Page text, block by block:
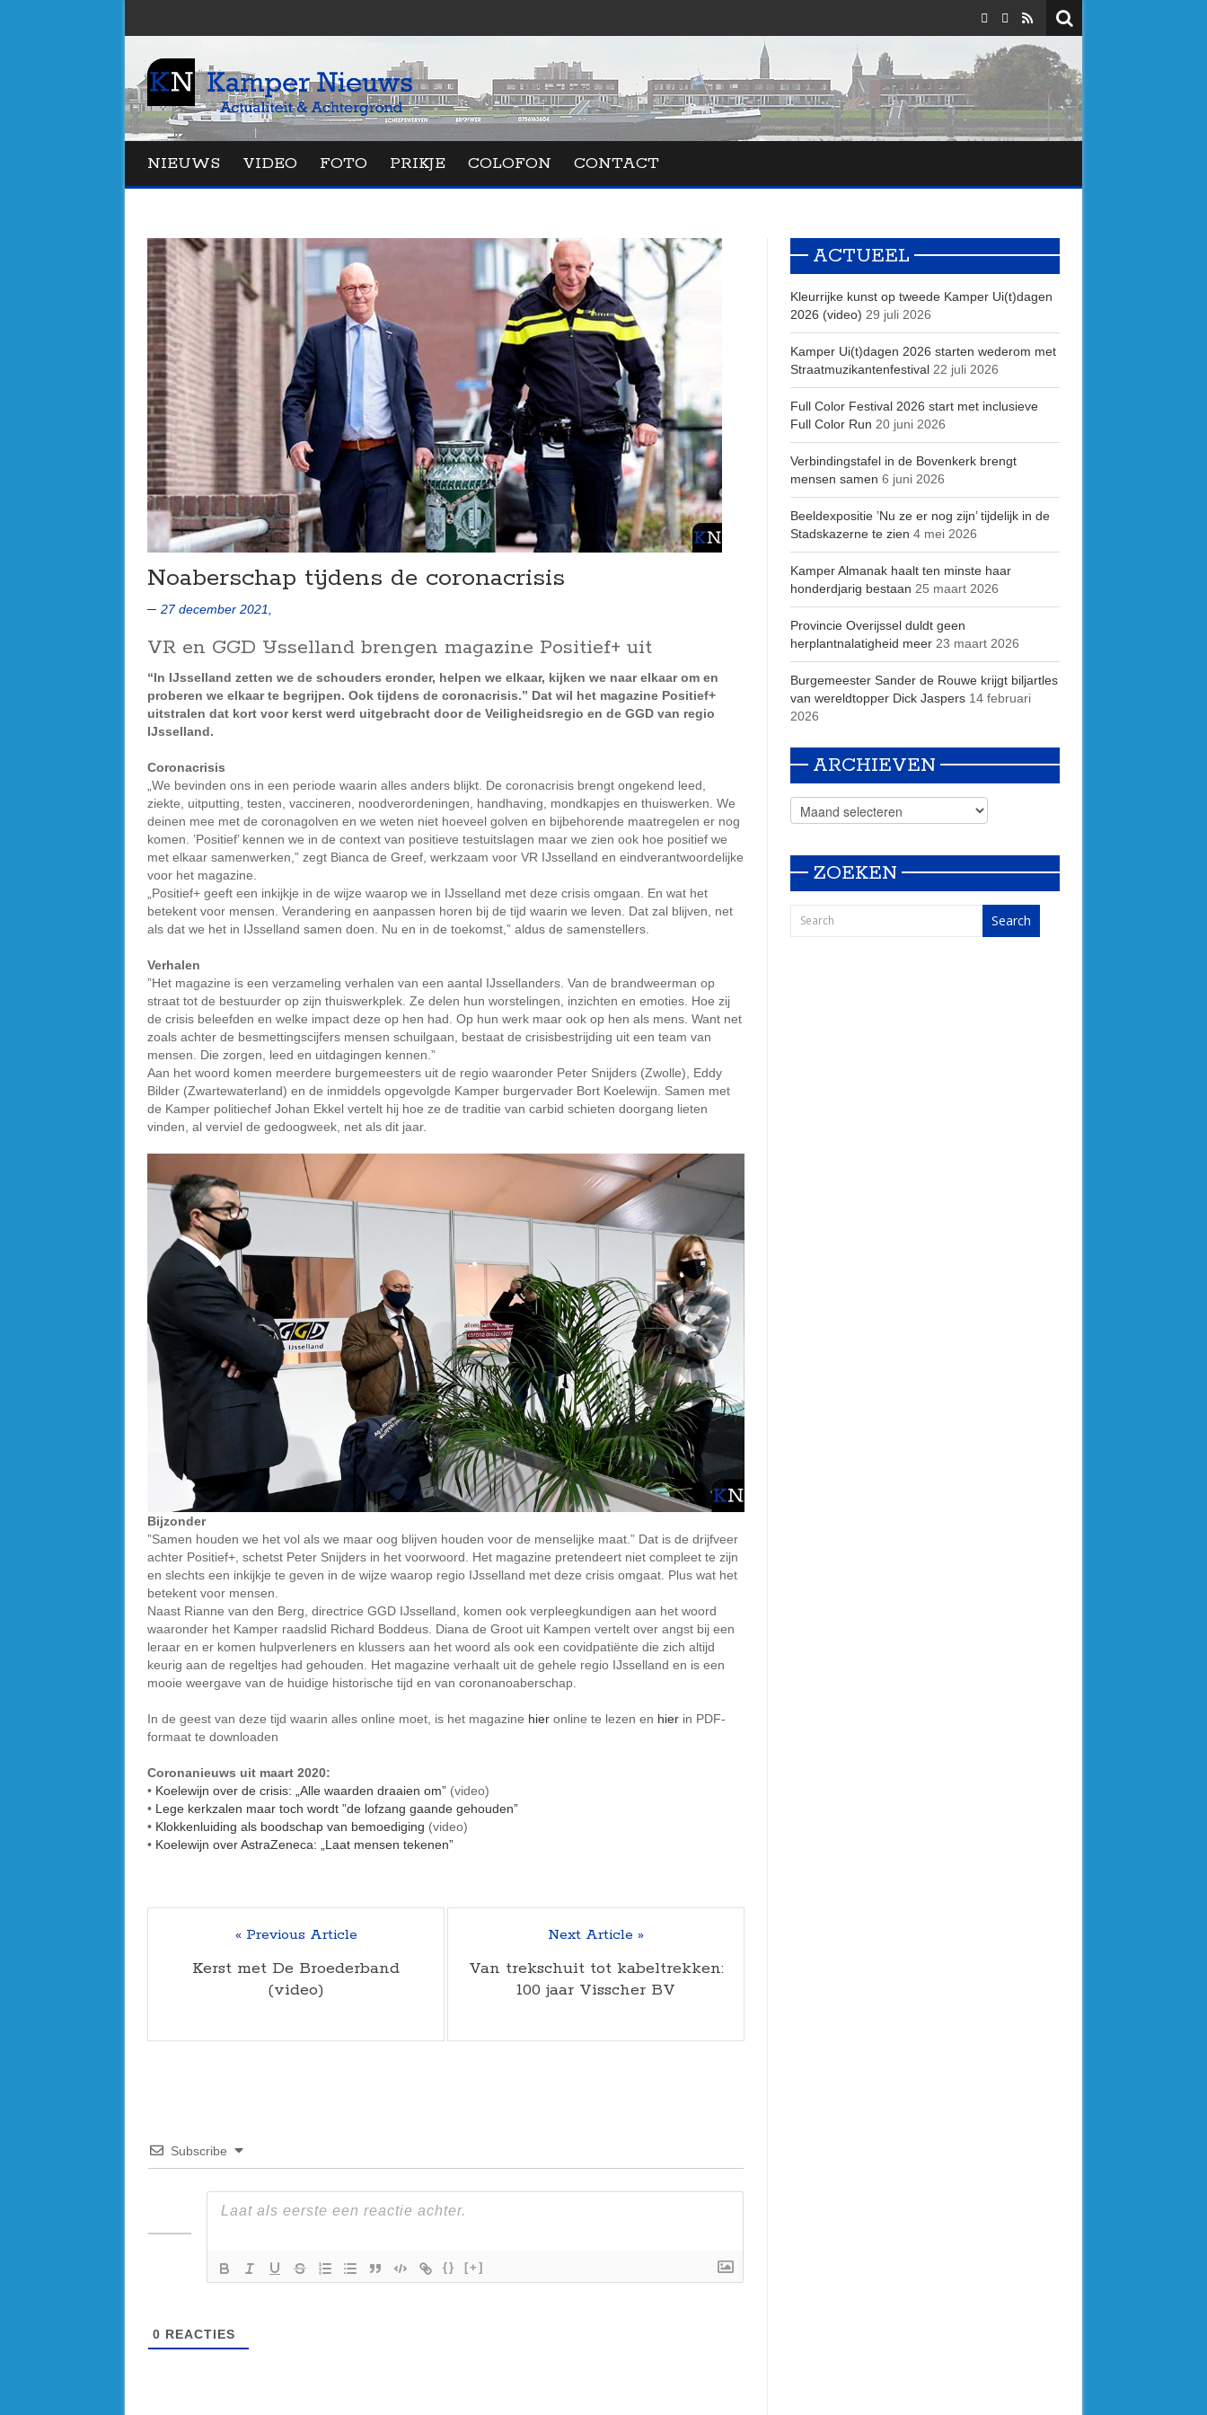
NIEUWS VIDEO FOTO PRIKJE COLOFON CONTACT
Noaberschap tijdens de coronacrisis
27 december 2021,
VR en GGD IJsselland brengen magazine Positief+ uit
“In IJsselland zetten we de schouders eronder, helpen we elkaar, kijken we naar elkaar om en
proberen we elkaar te begrijpen. Ook tijdens de coronacrisis.” Dat wil het magazine Positief+
uitstralen dat kort voor kerst werd uitgebracht door de Veiligheidsregio en de GGD van regio
IJsselland.
Coronacrisis
„We bevinden ons in een periode waarin alles anders blijkt. De coronacrisis brengt ongekend leed,
ziekte, uitputting, testen, vaccineren, noodverordeningen, handhaving, mondkapjes en thuiswerken. We
deinen mee met de coronagolven en we weten niet hoeveel golven en bijbehorende maatregelen er nog
komen. ’Positief’ kennen we in de context van positieve testuitslagen maar we zien ook hoe positief we
met elkaar samenwerken,” zegt Bianca de Greef, werkzaam voor VR IJsselland en eindverantwoordelijke
voor het magazine.
„Positief+ geeft een inkijkje in de wijze waarop we in IJsselland met deze crisis omgaan. En wat het
betekent voor mensen. Verandering en aanpassen horen bij de tijd waarin we leven. Dat zal blijven, net
als dat we het in IJsselland samen doen. Nu en in de toekomst,” aldus de samenstellers.
Verhalen
”Het magazine is een verzameling verhalen van een aantal IJssellanders. Van de brandweerman op
straat tot de bestuurder op zijn thuiswerkplek. Ze delen hun worstelingen, inzichten en emoties. Hoe zij
de crisis beleefden en welke impact deze op hen had. Op hun werk maar ook op hen als mens. Want net
zoals achter de besmettingscijfers mensen schuilgaan, bestaat de crisisbestrijding uit een team van
mensen. Die zorgen, leed en uitdagingen kennen.”
Aan het woord komen meerdere burgemeesters uit de regio waaronder Peter Snijders (Zwolle), Eddy
Bilder (Zwartewaterland) en de inmiddels opgevolgde Kamper burgervader Bort Koelewijn. Samen met
de Kamper politiechef Johan Ekkel vertelt hij hoe ze de traditie van carbid schieten doorgang lieten
vinden, al verviel de gedoogweek, net als dit jaar.
Bijzonder
”Samen houden we het vol als we maar oog blijven houden voor de menselijke maat.” Dat is de drijfveer
achter Positief+, schetst Peter Snijders in het voorwoord. Het magazine pretendeert niet compleet te zijn
en slechts een inkijkje te geven in de wijze waarop regio IJsselland met deze crisis omgaat. Plus wat het
betekent voor mensen.
Naast Rianne van den Berg, directrice GGD IJsselland, komen ook verpleegkundigen aan het woord
waaronder het Kamper raadslid Richard Boddeus. Diana de Groot uit Kampen vertelt over angst bij een
leraar en er komen hulpverleners en klussers aan het woord als ook een covidpatiënte die zich altijd
keurig aan de regeltjes had gehouden. Het magazine verhaalt uit de gehele regio IJsselland en is een
mooie weergave van de huidige historische tijd en van coronanoaberschap.
In de geest van deze tijd waarin alles online moet, is het magazine hier online te lezen en hier in PDF-
formaat te downloaden
Coronanieuws uit maart 2020:
• Koelewijn over de crisis: „Alle waarden draaien om” (video)
• Lege kerkzalen maar toch wordt ”de lofzang gaande gehouden”
• Klokkenluiding als boodschap van bemoediging (video)
• Koelewijn over AstraZeneca: „Laat mensen tekenen”
« Previous Article
Kerst met De Broederband
(video)
Next Article »
Van trekschuit tot kabeltrekken:
100 jaar Visscher BV
Subscribe
{} [+]
0 REACTIES
ACTUEEL
Kleurrijke kunst op tweede Kamper Ui(t)dagen
2026 (video) 29 juli 2026
Kamper Ui(t)dagen 2026 starten wederom met
Straatmuzikantenfestival 22 juli 2026
Full Color Festival 2026 start met inclusieve
Full Color Run 20 juni 2026
Verbindingstafel in de Bovenkerk brengt
mensen samen 6 juni 2026
Beeldexpositie ’Nu ze er nog zijn’ tijdelijk in de
Stadskazerne te zien 4 mei 2026
Kamper Almanak haalt ten minste haar
honderdjarig bestaan 25 maart 2026
Provincie Overijssel duldt geen
herplantnalatigheid meer 23 maart 2026
Burgemeester Sander de Rouwe krijgt biljartles
van wereldtopper Dick Jaspers 14 februari
2026
ARCHIEVEN
ZOEKEN